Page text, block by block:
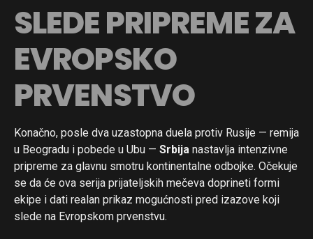
SLEDE PRIPREME ZA
EVROPSKO
PRVENSTVO
Konačno, posle dva uzastopna duela protiv Rusije — remija
u Beogradu i pobede u Ubu — Srbija nastavlja intenzivne
pripreme za glavnu smotru kontinentalne odbojke. Očekuje
se da će ova serija prijateljskih mečeva doprineti formi
ekipe i dati realan prikaz mogućnosti pred izazove koji
slede na Evropskom prvenstvu.
Flipboard
Reddit
Pinterest
Email